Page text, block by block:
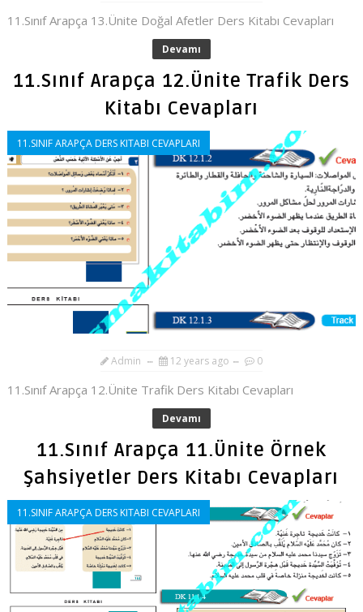
11.Sınıf Arapça 13.Ünite Doğal Afetler Ders Kitabı Cevapları
Devamı
11.Sınıf Arapça 12.Ünite Trafik Ders
Kitabı Cevapları
11.SINIF ARAPÇA DERS KITABI CEVAPLARI
Admin 12 years ago 0
11.Sınıf Arapça 12.Ünite Trafik Ders Kitabı Cevapları
Devamı
11.Sınıf Arapça 11.Ünite Örnek
Şahsiyetler Ders Kitabı Cevapları
11.SINIF ARAPÇA DERS KITABI CEVAPLARI